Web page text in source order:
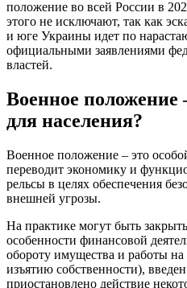
положение во всей России в
этого не исключают, так как
и юге Украины идет по
официальными заявлениями
властей.
Военное положение
для населения?
Военное положение – это
переводит экономику и
рельсы в целях обеспечения
внешней угрозы.
На практике могут быть
особенности финансовой
обороту имущества и работы
изъятию собственности),
приостановлено действие